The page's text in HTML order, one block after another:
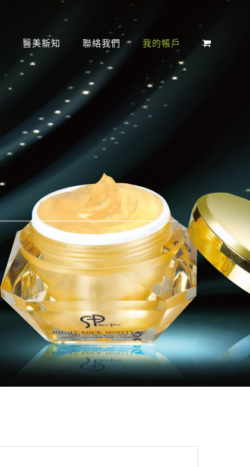
醫美新知 聯絡我們 我的帳戶